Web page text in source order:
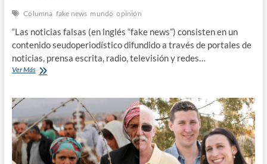
Columna fake news mundo opinión
“Las noticias falsas (en inglés “fake news”) consisten en un
contenido seudoperiodístico difundido a través de portales de
noticias, prensa escrita, radio, televisión y redes…
Ver MásFake